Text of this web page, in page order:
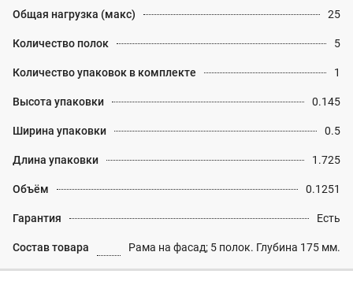
Общая нагрузка (макс) 25
Количество полок 5
Количество упаковок в комплекте 1
Высота упаковки 0.145
Ширина упаковки 0.5
Длина упаковки 1.725
Объём 0.1251
Гарантия Есть
Состав товара Рама на фасад; 5 полок. Глубина 175 мм.